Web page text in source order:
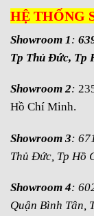
HỆ THỐNG
Showroom 1:
Tp Thủ Đức, Tp
Showroom 2:
Hồ Chí Minh.
Showroom 3:
Thủ Đức, Tp Hồ
Showroom 4:
Quận Bình Tân,